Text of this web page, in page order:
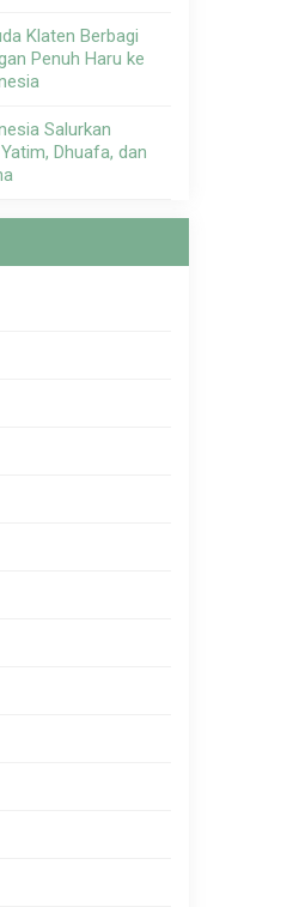
Klaten Berbagi
Penuh Haru ke
Salurkan
Dhuafa, dan